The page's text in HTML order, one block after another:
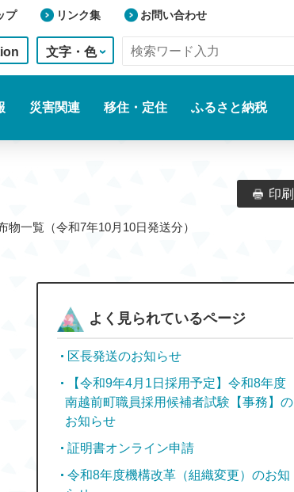
プ リンク集 お問い合わせ
文字・色
災害関連 移住・定住 ふるさと納税
物一覧（令和7年10月10日発送分）
印刷
よく見られているページ
区長発送のお知らせ
【令和9年4月1日採用予定】令和8年度
南越前町職員採用候補者試験【事務】の
お知らせ
証明書オンライン申請
令和8年度機構改革（組織変更）のお知